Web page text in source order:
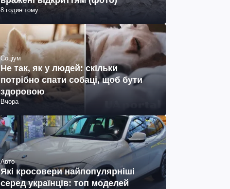
8 годин тому
Соціум
Не так, як у людей: скільки
потрібно спати собаці, щоб бути
здоровою
Вчора
Авто
Які кросовери найпопулярніші
серед українців: топ моделей